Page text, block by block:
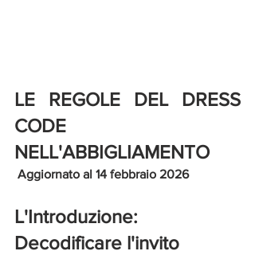
LE REGOLE DEL DRESS
CODE
NELL'ABBIGLIAMENTO
Aggiornato al 14 febbraio 2026
L'Introduzione:
Decodificare l'invito